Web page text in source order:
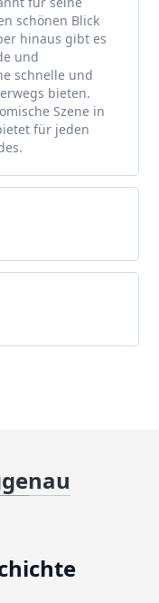
schönen Blick
hinaus gibt es
und
schnelle und
bieten.
Szene in
für jeden